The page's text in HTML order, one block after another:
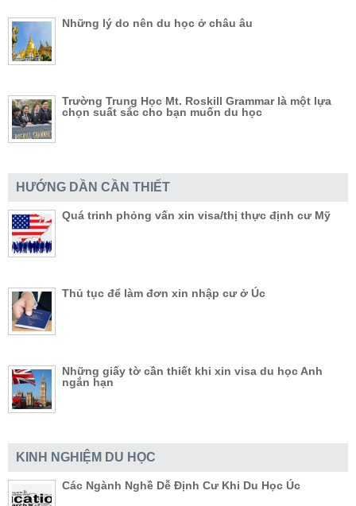
Những lý do nên du học ở châu âu
Trường Trung Học Mt. Roskill Grammar là một lựa
chọn suất sắc cho bạn muốn du học
HƯỚNG DẦN CẦN THIẾT
Quá trinh phỏng vấn xin visa/thị thực định cư Mỹ
Thủ tục để làm đơn xin nhập cư ở Úc
Những giấy tờ cần thiết khi xin visa du học Anh
ngắn hạn
KINH NGHIỆM DU HỌC
Các Ngành Nghề Dễ Định Cư Khi Du Học Úc